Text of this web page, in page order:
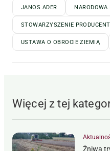
JANOS ADER
STOWARZYSZENIE
USTAWA O OBROCIE ZIEMIĄ
Więcej z tej
Żniwa